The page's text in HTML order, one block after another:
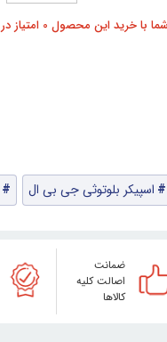
شما با خرید این محصول 0 امتیاز دریافت می کنید
اسپیکر بلوتوثی جی بی ال
ضمانت
اصالت کلیه
کالاها